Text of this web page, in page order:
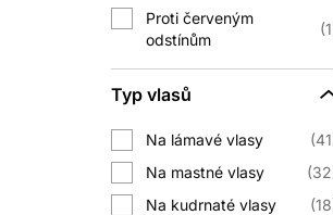
Proti červeným
odstínům
1
Typ vlasů
Na lámavé vlasy
41
Na mastné vlasy
32
Na kudrnaté vlasy
18